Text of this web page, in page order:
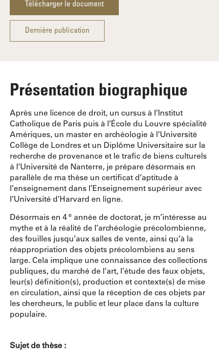
Télécharger le document
Dernière publication
Présentation biographique
Après une licence de droit, un cursus à l’Institut
Catholique de Paris puis à l’École du Louvre spécialité
Amériques, un master en archéologie à l’Université
Collège de Londres et un Diplôme Universitaire sur la
recherche de provenance et le trafic de biens culturels
à l’Université de Nanterre, je prépare désormais en
parallèle de ma thèse un certificat d’aptitude à
l’enseignement dans l’Enseignement supérieur avec
l’Université d’Harvard en ligne.
Désormais en 4e année de doctorat, je m’intéresse au
mythe et à la réalité de l’archéologie précolombienne,
des fouilles jusqu’aux salles de vente, ainsi qu’à la
réappropriation des objets précolombiens au sens
large. Cela implique une connaissance des collections
publiques, du marché de l’art, l’étude des faux objets,
leur(s) définition(s), production et contexte(s) de mise
en circulation, ainsi que la réception de ces objets par
les chercheurs, le public et leur place dans la culture
populaire.
Sujet de thèse :